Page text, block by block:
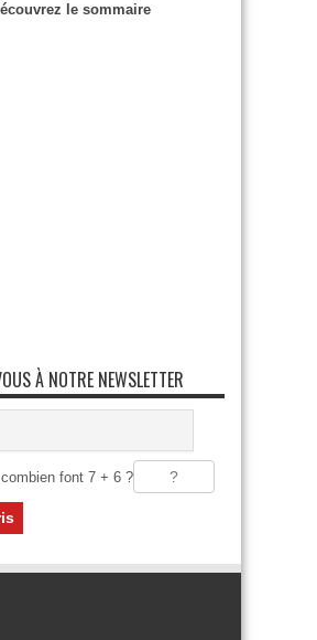
le sommaire
À NOTRE NEWSLETTER
font 7 + 6 ?